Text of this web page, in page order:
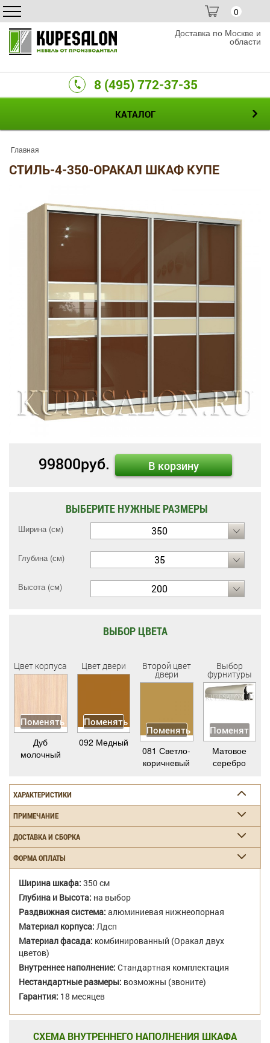
0
Доставка по Москве и
области
8 (495) 772-37-35
КАТАЛОГ
Главная
СТИЛЬ-4-350-ОРАКАЛ ШКАФ КУПЕ
99800руб. В корзину
ВЫБЕРИТЕ НУЖНЫЕ РАЗМЕРЫ
Ширина (см) 350
Глубина (см) 35
Высота (см) 200
ВЫБОР ЦВЕТА
Цвет корпуса
Поменять
Дуб
молочный
Цвет двери
Поменять
092 Медный
Второй цвет
двери
Поменять
081 Светло-
коричневый
Выбор
фурнитуры
Поменять
Матовое
серебро
ХАРАКТЕРИСТИКИ
ПРИМЕЧАНИЕ
ДОСТАВКА И СБОРКА
ФОРМА ОПЛАТЫ
Ширина шкафа: 350 см
Глубина и Высота: на выбор
Раздвижная система: алюминиевая нижнеопорная
Материал корпуса: Лдсп
Материал фасада: комбинированный (Оракал двух
цветов)
Внутреннее наполнение: Стандартная комплектация
Нестандартные размеры: возможны (звоните)
Гарантия: 18 месяцев
СХЕМА ВНУТРЕННЕГО НАПОЛНЕНИЯ ШКАФА